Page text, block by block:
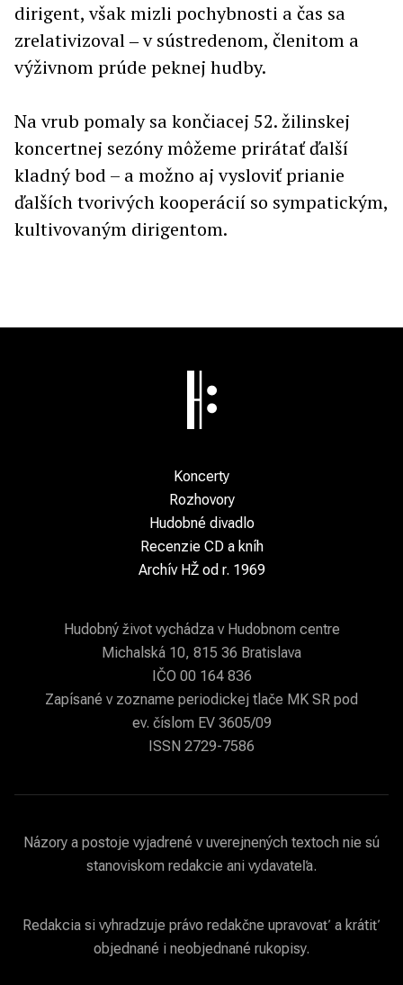
dirigent, však mizli pochybnosti a čas sa
zrelativizoval ‒ v sústredenom, členitom a
výživnom prúde peknej hudby.
Na vrub pomaly sa končiacej 52. žilinskej
koncertnej sezóny môžeme prirátať ďalší
kladný bod – a možno aj vysloviť prianie
ďalších tvorivých kooperácií so sympatickým,
kultivovaným dirigentom.
Koncerty
Rozhovory
Hudobné divadlo
Recenzie CD a kníh
Archív HŽ od r. 1969
Hudobný život vychádza v Hudobnom centre
Michalská 10, 815 36 Bratislava
IČO 00 164 836
Zapísané v zozname periodickej tlače MK SR pod
ev. číslom EV 3605/09
ISSN 2729-7586
Názory a postoje vyjadrené v uverejnených textoch nie sú
stanoviskom redakcie ani vydavateľa.
Redakcia si vyhradzuje právo redakčne upravovať a krátiť
objednané i neobjednané rukopisy.